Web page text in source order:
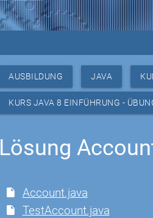
AUSBILDUNG JAVA
KURS JAVA 8 EINFÜHRUNG -
Lösung
Account.java
TestAccount.java